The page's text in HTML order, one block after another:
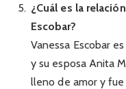
¿Cuál es la
Escobar?
Vanessa Escobar
y su esposa Anita
lleno de amor y